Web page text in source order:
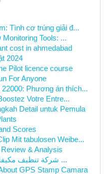
Tình cơ trúng giải đ...
Monitoring Tools: ...
cost in ahmedabad
2024
Pilot licence course
For Anyone
Phương án thích...
Votre Entre...
Detail untuk Pemula
Scores
Mit tabulosen Weibe...
& Analysis
شركة تنظيف مكيفات بالدرعية : حلول ممتازة ...
GPS Stamp Camara